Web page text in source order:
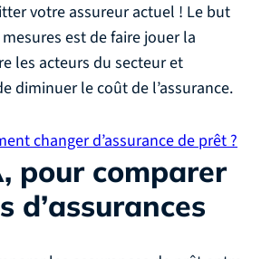
votre assureur actuel ! Le but
est de faire jouer la
les acteurs du secteur et
diminuer le coût de l’assurance.
changer d’assurance de prêt ?
pour comparer
d’assurances